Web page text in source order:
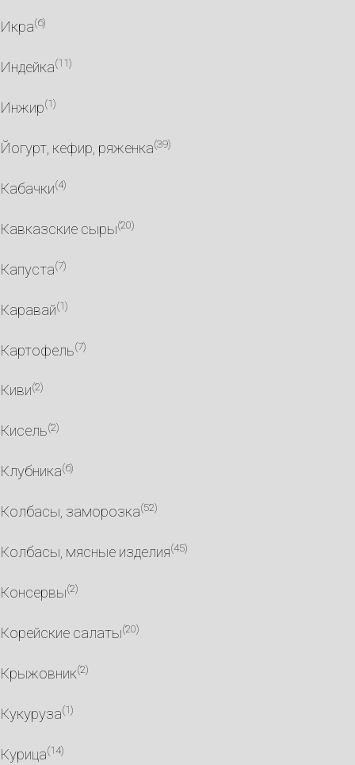
Икра(6)
Индейка(11)
Инжир(1)
Йогурт, кефир, ряженка(39)
Кабачки(4)
Кавказские сыры(20)
Капуста(7)
Каравай(1)
Картофель(7)
Киви(2)
Кисель(2)
Клубника(6)
Колбасы, заморозка(52)
Колбасы, мясные изделия(45)
Консервы(2)
Корейские салаты(20)
Крыжовник(2)
Кукуруза(1)
Курица(14)